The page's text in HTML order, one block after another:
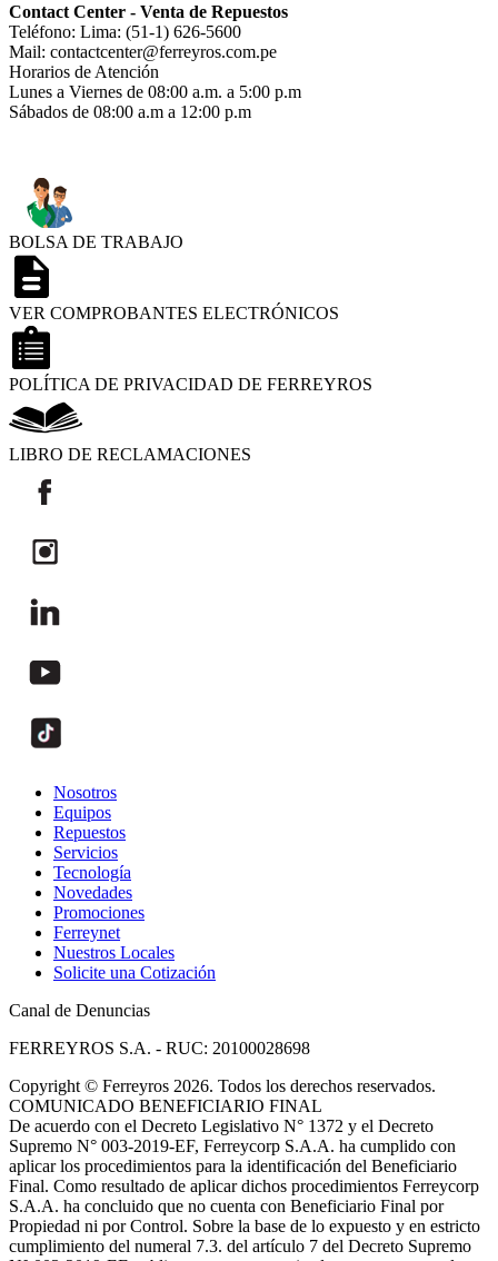
Contact Center - Venta de Repuestos
Teléfono: Lima: (51-1) 626-5600
Mail: contactcenter@ferreyros.com.pe
Horarios de Atención
Lunes a Viernes de 08:00 a.m. a 5:00 p.m
Sábados de 08:00 a.m a 12:00 p.m
BOLSA DE TRABAJO
VER COMPROBANTES ELECTRÓNICOS
POLÍTICA DE PRIVACIDAD DE FERREYROS
LIBRO DE RECLAMACIONES
Nosotros
Equipos
Repuestos
Servicios
Tecnología
Novedades
Promociones
Ferreynet
Nuestros Locales
Solicite una Cotización
Canal de Denuncias
FERREYROS S.A. - RUC: 20100028698
Copyright © Ferreyros 2026. Todos los derechos reservados.
COMUNICADO BENEFICIARIO FINAL
De acuerdo con el Decreto Legislativo N° 1372 y el Decreto
Supremo N° 003-2019-EF, Ferreycorp S.A.A. ha cumplido con
aplicar los procedimientos para la identificación del Beneficiario
Final. Como resultado de aplicar dichos procedimientos Ferreycorp
S.A.A. ha concluido que no cuenta con Beneficiario Final por
Propiedad ni por Control. Sobre la base de lo expuesto y en estricto
cumplimiento del numeral 7.3. del artículo 7 del Decreto Supremo